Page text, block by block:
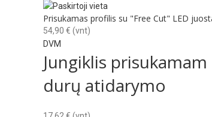
Prisukamas profilis su "Free Cut" LED
54,90 € (vnt)
DVM
Jungiklis
durų atidarymo